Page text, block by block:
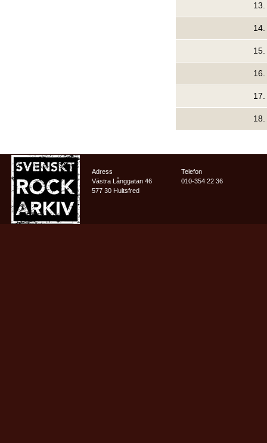
13.
14.
15.
16.
17.
18.
Adress
Västra Långgatan 46
577 30 Hultsfred
Telefon
010-354 22 36